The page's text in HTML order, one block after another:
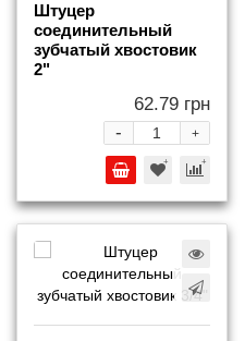
Штуцер
соединительный
зубчатый хвостовик
2"
62.79 грн
+
-